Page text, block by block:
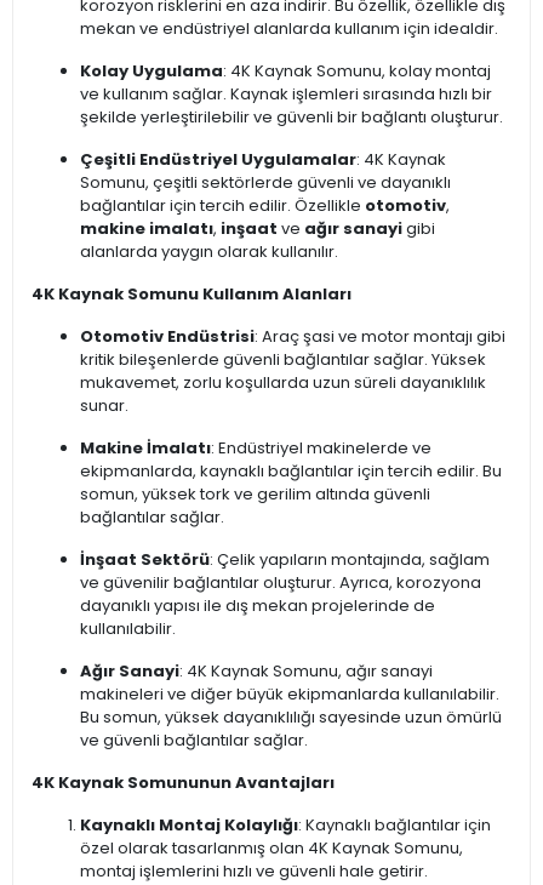
korozyon risklerini en aza indirir. Bu özellik, özellikle dış
mekan ve endüstriyel alanlarda kullanım için idealdir.
Kolay Uygulama: 4K Kaynak Somunu, kolay montaj
ve kullanım sağlar. Kaynak işlemleri sırasında hızlı bir
şekilde yerleştirilebilir ve güvenli bir bağlantı oluşturur.
Çeşitli Endüstriyel Uygulamalar: 4K Kaynak
Somunu, çeşitli sektörlerde güvenli ve dayanıklı
bağlantılar için tercih edilir. Özellikle otomotiv,
makine imalatı, inşaat ve ağır sanayigibi
alanlarda yaygın olarak kullanılır.
4K Kaynak Somunu Kullanım Alanları
Otomotiv Endüstrisi: Araç şasi ve motor montajı gibi
kritik bileşenlerde güvenli bağlantılar sağlar. Yüksek
mukavemet, zorlu koşullarda uzun süreli dayanıklılık
sunar.
Makine İmalatı: Endüstriyel makinelerde ve
ekipmanlarda, kaynaklı bağlantılar için tercih edilir. Bu
somun, yüksek tork ve gerilim altında güvenli
bağlantılar sağlar.
İnşaat Sektörü: Çelik yapıların montajında, sağlam
ve güvenilir bağlantılar oluşturur. Ayrıca, korozyona
dayanıklı yapısı ile dış mekan projelerinde de
kullanılabilir.
Ağır Sanayi: 4K Kaynak Somunu, ağır sanayi
makineleri ve diğer büyük ekipmanlarda kullanılabilir.
Bu somun, yüksek dayanıklılığı sayesinde uzun ömürlü
ve güvenli bağlantılar sağlar.
4K Kaynak Somununun Avantajları
Kaynaklı Montaj Kolaylığı: Kaynaklı bağlantılar için
özel olarak tasarlanmış olan 4K Kaynak Somunu,
montaj işlemlerini hızlı ve güvenli hale getirir.